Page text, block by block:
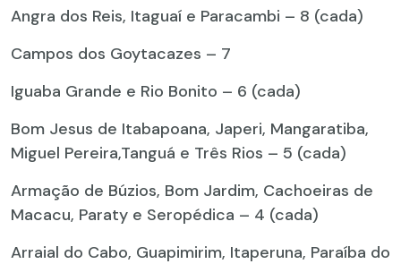
Angra dos Reis, Itaguaí e Paracambi – 8 (cada)
Campos dos Goytacazes – 7
Iguaba Grande e Rio Bonito – 6 (cada)
Bom Jesus de Itabapoana, Japeri, Mangaratiba,
Miguel Pereira,Tanguá e Três Rios – 5 (cada)
Armação de Búzios, Bom Jardim, Cachoeiras de
Macacu, Paraty e Seropédica – 4 (cada)
Arraial do Cabo, Guapimirim, Itaperuna, Paraíba do